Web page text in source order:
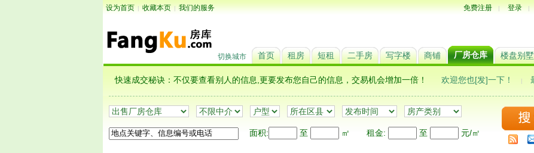
设为首页 | 收藏本页 | 我们的服务 免费注册 | 登录 |
切换城市 首页 租房 短租 二手房 写字楼 商铺 厂房仓库 楼盘别墅
快速成交秘诀：不仅要查看别人的信息,更要发布您自己的信息，交易机会增加一倍！ 欢迎您也[发]一下！ |
面积: 至 ㎡ 租金: 至 元/㎡